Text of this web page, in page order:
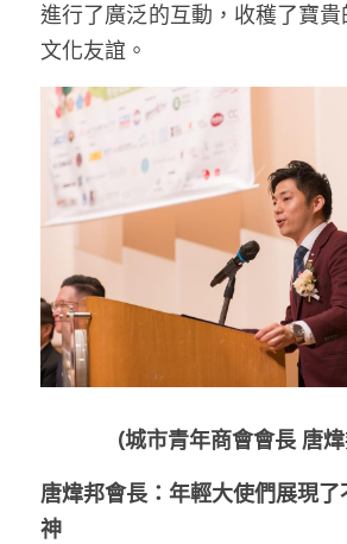
龔靜儀大律師專欄
陳貴春大律師專欄
陳子遷律師專欄
羅浚軒專欄
溫志倫專欄
汪明欣專欄
進行了廣泛的互動，收穫了寶
文化友誼。
(城市青年商會會長 唐
唐煒邦會長：年輕大使們展現
神